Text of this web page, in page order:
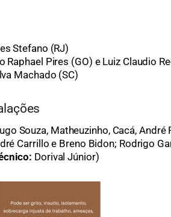
Stefano (RJ)
Raphael Pires (GO) e Luiz Claudio
Machado (SC)
Souza, Matheuzinho, Cacá,
Carrillo e Breno Bidon; Rodrigo
Dorival Júnior)